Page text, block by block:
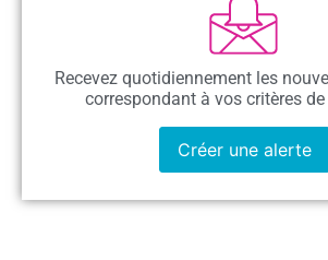
Recevez quotidiennement les
correspondant à vos critères de
Créer une alerte